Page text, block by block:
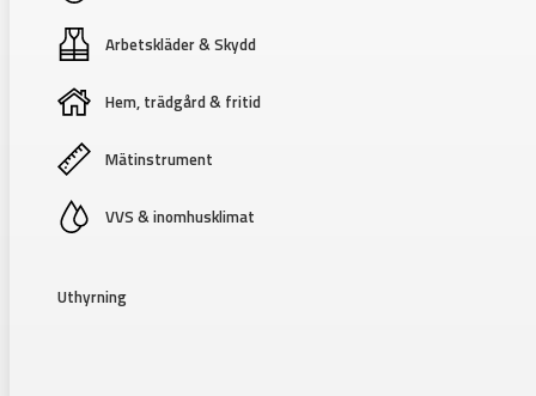
Arbetskläder & Skydd
Hem, trädgård & fritid
Mätinstrument
VVS & inomhusklimat
Uthyrning